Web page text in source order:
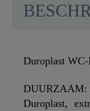
Duroplast
DUURZAAM:
Duroplast,